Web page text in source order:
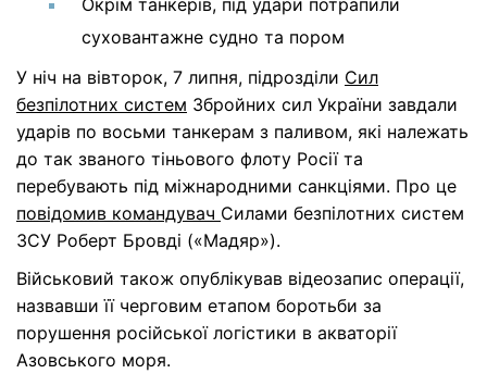
Окрім танкерів, під удари потрапили
суховантажне судно та пором
У ніч на вівторок, 7 липня, підрозділи Сил
безпілотних систем Збройних сил України завдали
ударів по восьми танкерам з паливом, які належать
до так званого тіньового флоту Росії та
перебувають під міжнародними санкціями. Про це
повідомив командувач Силами безпілотних систем
ЗСУ Роберт Бровді («Мадяр»).
Військовий також опублікував відеозапис операції,
назвавши її черговим етапом боротьби за
порушення російської логістики в акваторії
Азовського моря.